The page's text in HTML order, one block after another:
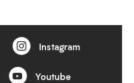
Instagram
Youtube